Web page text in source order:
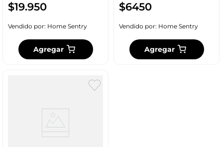
$19.950
Vendido por: Home Sentry
Agregar
$6450
Vendido por: Home Sentry
Agregar